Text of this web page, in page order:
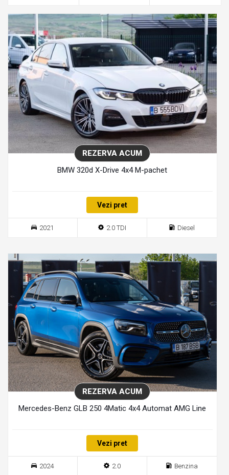
REZERVA ACUM
BMW 320d X-Drive 4x4 M-pachet
Vezi pret
2021 2.0 TDI Diesel
REZERVA ACUM
Mercedes-Benz GLB 250 4Matic 4x4 Automat AMG Line
Vezi pret
2024 2.0 Benzina